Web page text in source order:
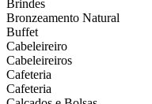
Brindes
Bronzeamento Natural
Buffet
Cabeleireiro
Cabeleireiros
Cafeteria
Cafeteria